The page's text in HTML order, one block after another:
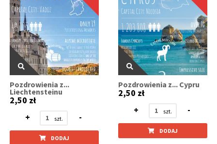
Pozdrowienia z...
Liechtensteinu
2,50 zł
+
-
DODAJ
Pozdrowienia z... Cypru
2,50 zł
+
-
DODAJ